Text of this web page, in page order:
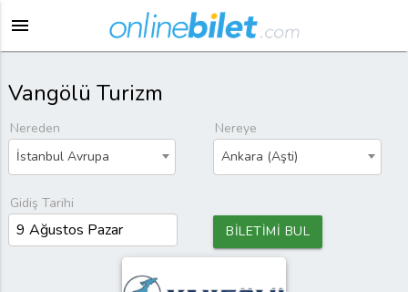
menu
Vangölü Turizm
Nereden
İstanbul Avrupa
Nereye
Ankara (Aşti)
Gidiş Tarihi
BİLETİMİ BUL